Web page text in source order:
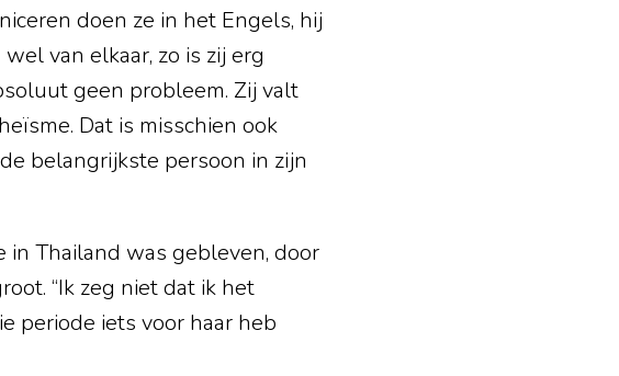
doen ze in het Engels, hij
van elkaar, zo is zij erg
geen probleem. Zij valt
Dat is misschien ook
belangrijkste persoon in zijn
Thailand was gebleven, door
“Ik zeg niet dat ik het
periode iets voor haar heb